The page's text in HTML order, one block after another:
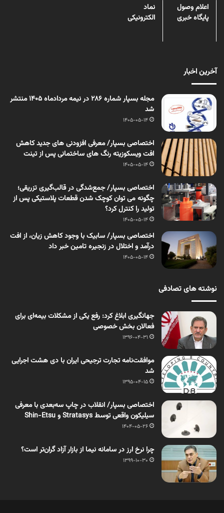
اعلام وصول
پایگاه خبری
نماد
الکترونیکی
آخرین اخبار
مجله بسپار شماره 286 در نیمه مردادماه 1405 منتشر
شد
1405-05-14
اختصاصی بسپار/ معرفی افزودنی های جدید کاهش
افت ویسکوزیته رنگ های ساختمانی پس از تینت
1405-05-14
اختصاصی بسپار/ جمع‌شدگی در قالب‌گیری تزریقی؛
چگونه می توان کوچک شدن قطعات پلاستیکی پس از
تولید را کنترل کرد؟
1405-05-14
اختصاصی بسپار/ سابیک با وجود کاهش زیان، از افت
درآمد و اختلال در زنجیره تامین خبر داد
1405-05-14
نوشته های تصادفی
جهانگیری ابلاغ کرد: رفع یکی از مشکلات بیمه‌ای برای
فعالان بخش خصوصی
1396-04-31
موافقت‌نامه تجارت ترجیحی ایران با دی هشت اجرایی
شد
1395-04-15
اختصاصی بسپار/ انقلاب در چاپ سه‌بعدی با معرفی
سیلیکون واقعی توسط Stratasys و Shin-Etsu
1404-05-26
چرا نرخ ارز در سامانه نیما از بازار آزاد گران‌تر است؟
1399-10-30